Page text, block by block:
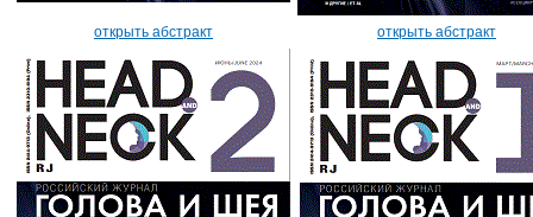
открыть абстракт открыть абстракт